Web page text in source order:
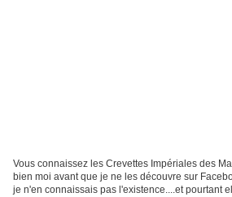
Vous connaissez les Crevettes Impériales des
bien moi avant que je ne les découvre sur
je n'en connaissais pas l'existence....et pourtant